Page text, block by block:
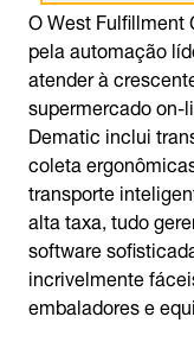
O West
pela automação
atender à
supermercado
Dematic inclui
coleta
transporte
alta taxa, tudo
software
incrivelmente
embaladores e